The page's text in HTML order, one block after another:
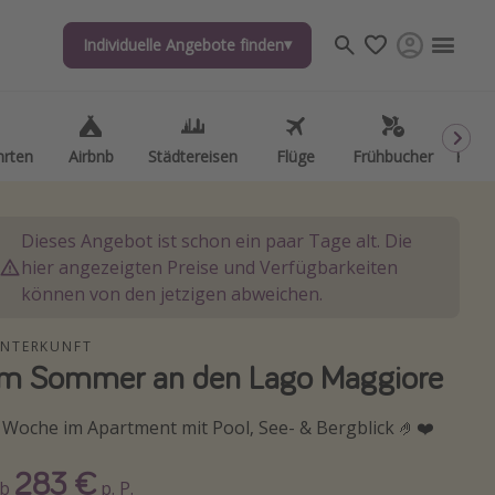
Individuelle Angebote finden
Airbnb Städtereisen Flüge Frühbucher
Individuelle Angebote finden
Airbnb Städtereisen Flüge Frühbucher
Dieses Angebot ist schon ein paar Tage alt. Die
hier angezeigten Preise und Verfügbarkeiten
können von den jetzigen abweichen.
Sommer an den Lago Maggiore
Woche im Apartment mit Pool, See- & Bergblick 🤌❤️
283 € p. P.